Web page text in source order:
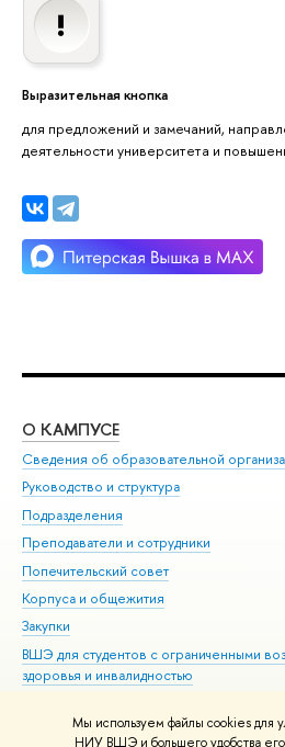
Мы используем файлы cookies для
НИУ ВШЭ и большего удобства его
Выразительная кнопка
для предложений и замечаний,
деятельности университета и
О КАМПУСЕ
Сведения об образовательной
Руководство и структура
Подразделения
Преподаватели и сотрудники
Попечительский совет
Корпуса и общежития
Закупки
ВШЭ для студентов с ограниченными
здоровья и инвалидностью
Единая платежная страница